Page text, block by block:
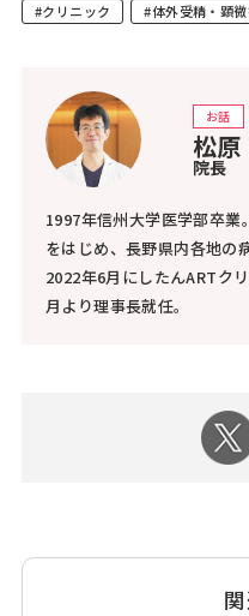
#クリニック #体外受精・顕
お話
松原
院長
1997年信州大学医学部卒
をはじめ、長野県内各地の
2022年6月にしたんARTク
月より理事長就任。